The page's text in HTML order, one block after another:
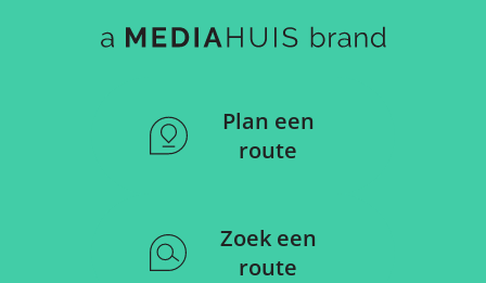
Plan een
route
Zoek een
route